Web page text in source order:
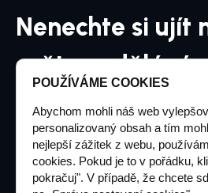
Nenechte si ujít
světa
Přihlaste se k odběru našeho
Chci dostávat informace o
POUŽÍVÁME COOKIES
Abychom mohli náš web
personalizovaný obsah a tím
nejlepší zážitek z webu,
cookies. Pokud je to v pořádku,
pokračuj". V případě, že chcete